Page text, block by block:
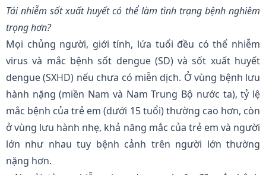
Tái nhiễm sốt xuất huyết có thể làm tình trạng bệnh nghiêm
trọng hơn?
Mọi chủng người, giới tính, lứa tuổi đều có thể nhiễm
virus và mắc bệnh sốt dengue (SD) và sốt xuất huyết
dengue (SXHD) nếu chưa có miễn dịch. Ở vùng bệnh lưu
hành nặng (miền Nam và Nam Trung Bộ nước ta), tỷ lệ
mắc bệnh của trẻ em (dưới 15 tuổi) thường cao hơn, còn
ở vùng lưu hành nhẹ, khả năng mắc của trẻ em và người
lớn như nhau tuy bệnh cảnh trên người lớn thường
nặng hơn.